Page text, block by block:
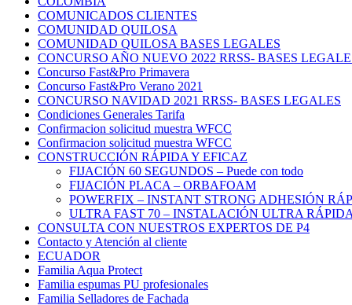
COMUNICADOS CLIENTES
COMUNIDAD QUILOSA
COMUNIDAD QUILOSA BASES LEGALES
CONCURSO AÑO NUEVO 2022 RRSS- BASES
Concurso Fast&Pro Primavera
Concurso Fast&Pro Verano 2021
CONCURSO NAVIDAD 2021 RRSS- BASES LEGALES
Condiciones Generales Tarifa
Confirmacion solicitud muestra WFCC
Confirmacion solicitud muestra WFCC
CONSTRUCCIÓN RÁPIDA Y EFICAZ
FIJACIÓN 60 SEGUNDOS – Puede con todo
FIJACIÓN PLACA – ORBAFOAM
POWERFIX – INSTANT STRONG ADHESIÓN
ULTRA FAST 70 – INSTALACIÓN ULTRA
CONSULTA CON NUESTROS EXPERTOS DE P4
Contacto y Atención al cliente
ECUADOR
Familia Aqua Protect
Familia espumas PU profesionales
Familia Selladores de Fachada